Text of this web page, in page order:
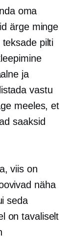
oma
ärge minge
pilti
ja
vastu
meeles, et
saaksid
viis on
näha
seda
on tavaliselt